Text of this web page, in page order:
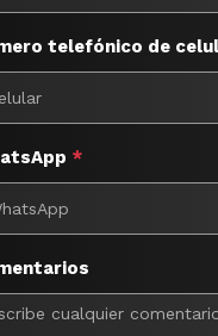
telefónico de
*